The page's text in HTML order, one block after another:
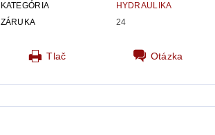
KATEGÓRIA
HYDRAULIKA
ZÁRUKA
24
Tlač Otázka